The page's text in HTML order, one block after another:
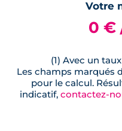
Votre
0 €
(1) Avec un
Les champs marqués
pour le calcul.
indicatif, contactez-